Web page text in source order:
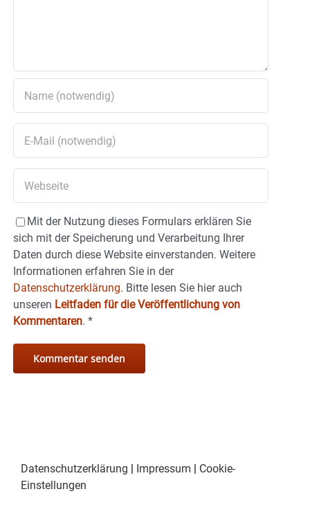
Mit der Nutzung dieses Formulars erklären Sie
sich mit der Speicherung und Verarbeitung Ihrer
Daten durch diese Website einverstanden. Weitere
Informationen erfahren Sie in der
Datenschutzerklärung. Bitte lesen Sie hier auch
unseren Leitfaden für die Veröffentlichung von
Kommentaren. *
Datenschutzerklärung Impressum
Cookie-
Einstellungen